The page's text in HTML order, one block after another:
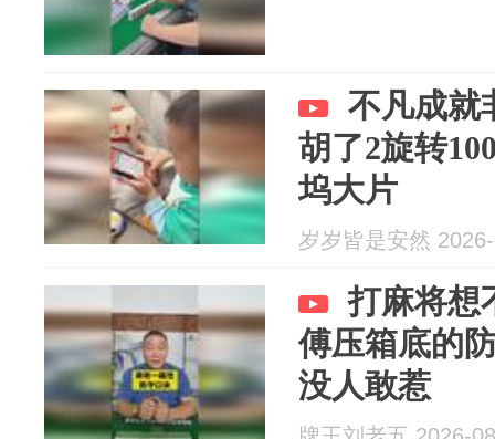
不凡成就
胡了2旋转
坞大片
岁岁皆是安然
打麻将想
傅压箱底的
没人敢惹